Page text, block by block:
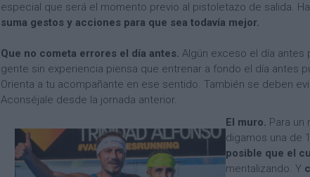
especial que será el momento previo al pistoletazo de salida.
suma gestos y acciones para que sea todavía mejor.
Que no cometa errores el día antes. Algún exceso el día
gente sin experiencia piensa que entrenar a fondo el día antes
Orienta a tu acompañante en ese sentido. También se deben
Aconséjale desde la jornada anterior.
El muro. Para un
digamos una de
posible que el
mentalizando. Y